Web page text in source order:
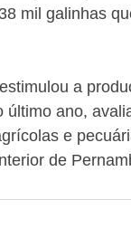
mil galinhas
a
ano,
e
de